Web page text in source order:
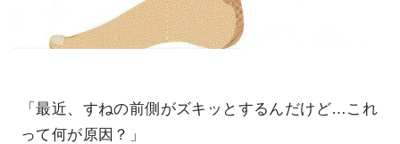
「最近、すねの前側がズキッとするんだけど…これ
って何が原因？」